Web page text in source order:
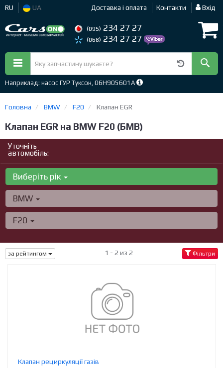
RU UA Доставка і оплата Контакти Вхід
(095) 234 27 27
(068) 234 27 27
Наприклад: насос ГУР Туксон, 06H905601A
Головна BMW F20 Клапан EGR
Клапан EGR на BMW F20 (БМВ)
Уточніть
автомобіль:
Виберіть рік
BMW
F20
за рейтингом 1 - 2 из 2 Фільтри
Клапан рециркуляції газів